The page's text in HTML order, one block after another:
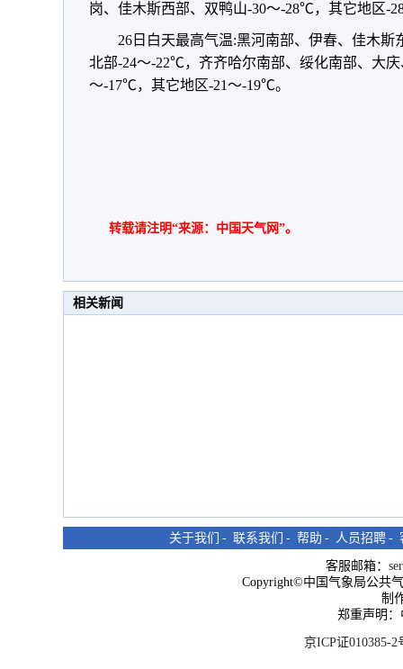
岗、佳木斯西部、双鸭山-30～-28℃，其它地区-
26日白天最高气温:黑河南部、伊春、佳木
北部-24～-22℃，齐齐哈尔南部、绥化南部、大
～-17℃，其它地区-21～-19℃。
转载请注明“来源：中国天气网”。
相关新闻
关于我们 - 联系我们 - 帮助 - 人员招聘 -
客服邮箱：
Copyright©中国气象局公共
制
郑重声明
京ICP证010385-2